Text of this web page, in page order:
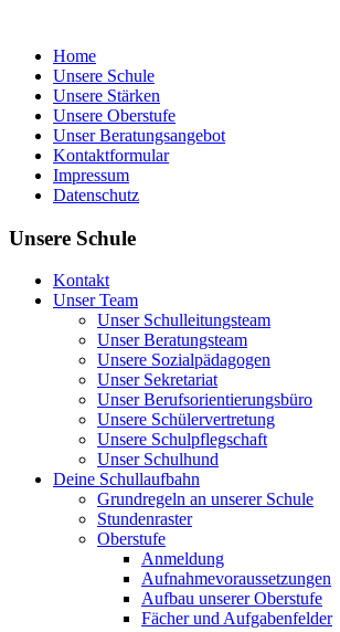
Home
Unsere Schule
Unsere Stärken
Unsere Oberstufe
Unser Beratungsangebot
Kontaktformular
Impressum
Datenschutz
Unsere Schule
Kontakt
Unser Team
Unser Schulleitungsteam
Unser Beratungsteam
Unsere Sozialpädagogen
Unser Sekretariat
Unser Berufsorientierungsbüro
Unsere Schülervertretung
Unsere Schulpflegschaft
Unser Schulhund
Deine Schullaufbahn
Grundregeln an unserer Schule
Stundenraster
Oberstufe
Anmeldung
Aufnahmevoraussetzungen
Aufbau unserer Oberstufe
Fächer und Aufgabenfelder